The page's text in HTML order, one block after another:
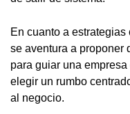
En cuanto a
se aventura a proponer
para guiar una
elegir un rumbo
al negocio.